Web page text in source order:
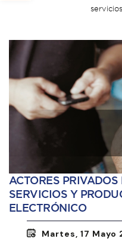
ACTORES
SERVICIOS Y
ELECTRÓNICO
Martes, 17 Mayo